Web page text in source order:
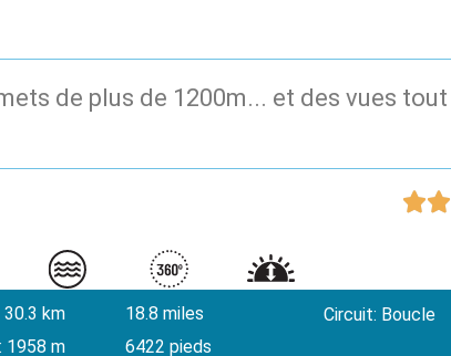
de plus de 1200m... et des vues tout

30.3 km 18.8 miles
Circuit: Boucle
1958 m
6422 pieds